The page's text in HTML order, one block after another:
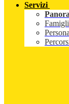
Servizi